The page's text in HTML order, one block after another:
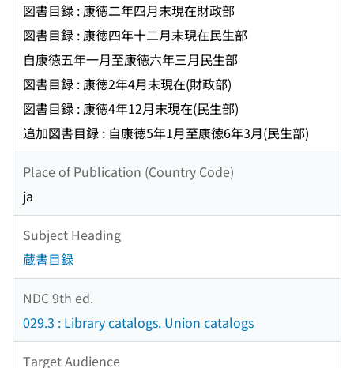
図書目録 : 康徳二年四月末現在財政部
図書目録 : 康徳四年十二月末現在民生部
自康徳五年一月至康徳六年三月民生部
図書目録 : 康徳2年4月末現在(財政部)
図書目録 : 康徳4年12月末現在(民生部)
追加図書目録 : 自康徳5年1月至康徳6年3月(民生部)
Place of Publication (Country Code)
ja
Subject Heading
蔵書目録
NDC 9th ed.
029.3 : Library catalogs. Union catalogs
Target Audience